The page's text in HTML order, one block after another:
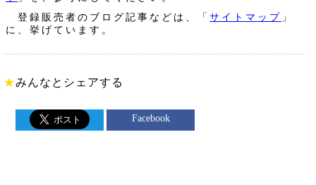
登録販売者のブログ記事などは、「 サイトマップ 」
に、挙げています。
★みんなとシェアする
Facebook